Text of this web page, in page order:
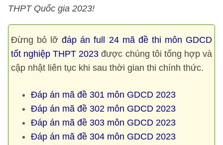
THPT Quốc gia 2023!
Đừng bỏ lỡđáp án full 24 mã đề thi môn GDCD
tốt nghiệp THPT 2023 được chúng tôi tổng hợp và
cập nhật liên tục khi sau thời gian thi chính thức.
Đáp án mã đề 301 môn GDCD 2023
Đáp án mã đề 302 môn GDCD 2023
Đáp án mã đề 303 môn GDCD 2023
Đáp án mã đề 304 môn GDCD 2023